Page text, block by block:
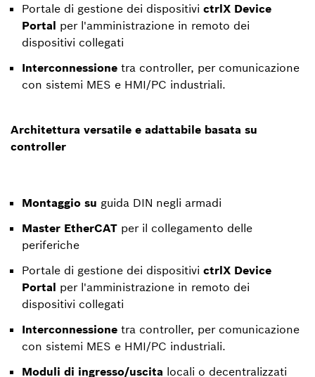
Portale di gestione dei dispositivi ctrlX Device
Portal per l'amministrazione in remoto dei
dispositivi collegati
Interconnessione tra controller, per comunicazione
con sistemi MES e HMI/PC industriali.
Architettura versatile e adattabile basata su
controller
Montaggio su guida DIN negli armadi
Master EtherCAT per il collegamento delle
periferiche
Portale di gestione dei dispositivi ctrlX Device
Portal per l'amministrazione in remoto dei
dispositivi collegati
Interconnessione tra controller, per comunicazione
con sistemi MES e HMI/PC industriali.
Moduli di ingresso/uscita locali o decentralizzati